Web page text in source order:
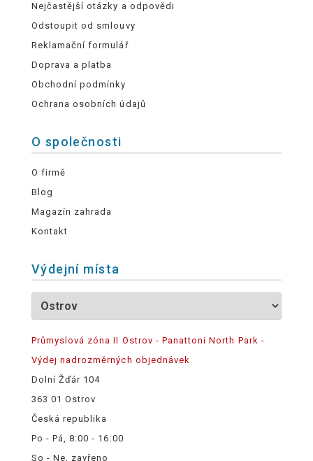
Nejčastější otázky a odpovědi
Odstoupit od smlouvy
Reklamační formulář
Doprava a platba
Obchodní podmínky
Ochrana osobních údajů
O společnosti
O firmě
Blog
Magazín zahrada
Kontakt
Výdejní místa
Průmyslová zóna II Ostrov - Panattoni North Park -
Výdej nadrozměrných objednávek
Dolní Žďár 104
363 01 Ostrov
Česká republika
Po - Pá, 8:00 - 16:00
So - Ne, zavřeno